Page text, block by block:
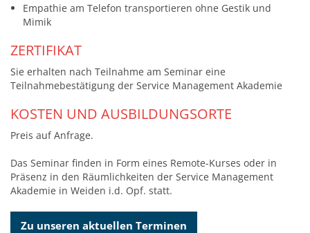
Empathie am Telefon transportieren ohne Gestik und
Mimik
ZERTIFIKAT
Sie erhalten nach Teilnahme am Seminar eine
Teilnahmebestätigung der Service Management Akademie
KOSTEN UND AUSBILDUNGSORTE
Preis auf Anfrage.
Das Seminar finden in Form eines Remote-Kurses oder in
Präsenz in den Räumlichkeiten der Service Management
Akademie in Weiden i.d. Opf. statt.
Zu unseren aktuellen Terminen